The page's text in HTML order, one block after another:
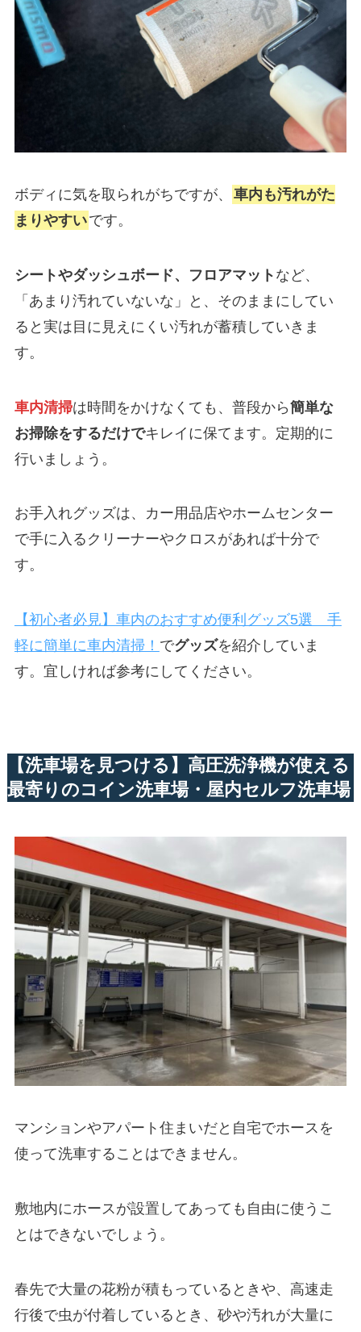
ボディに気を取られがちですが、
車内も汚れがた
まりやすいです。
シートやダッシュボード、フロアマット など、
「あまり汚れていないな」と、そのままにしてい
ると実は目に見えにくい汚れが蓄積していきま
す。
車内清掃は時間をかけなくても、普段から簡単な
お掃除をするだけでキレイに保てます。定期的に
行いましょう。
お手入れグッズは、カー用品店やホームセンター
で手に入るクリーナーやクロスがあれば十分で
す。
【初心者必見】車内のおすすめ便利グッズ5選 手
軽に簡単に車内清掃！ でグッズを紹介していま
す。宜しければ参考にしてください。
【洗車場を見つける】高圧洗浄機が使える
最寄りのコイン洗車場・屋内セルフ洗車場
マンションやアパート住まいだと自宅でホースを
使って洗車することはできません。
敷地内にホースが設置してあっても自由に使うこ
とはできないでしょう。
春先で大量の花粉が積もっているときや、高速走
行後で虫が付着しているとき、砂や汚れが大量に